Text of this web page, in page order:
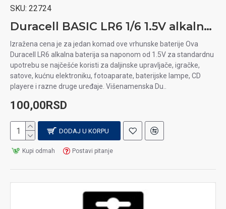
SKU: 22724
Duracell BASIC LR6 1/6 1.5V alkalna baterija
Izražena cena je za jedan komad ove vrhunske baterije Ova
Duracell LR6 alkalna baterija sa naponom od 1.5V za standardnu
upotrebu se najčešće koristi za daljinske upravljače, igračke,
satove, kućnu elektroniku, fotoaparate, baterijske lampe, CD
playere i razne druge uređaje. Višenamenska Du..
100,00RSD
DODAJ U KORPU
Kupi odmah Postavi pitanje